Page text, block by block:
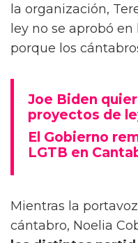
la organización,
ley no se aprobó
porque los
Joe Biden
proyectos de
El Gobierno
LGTB en
Mientras la
cántabro, Noelia